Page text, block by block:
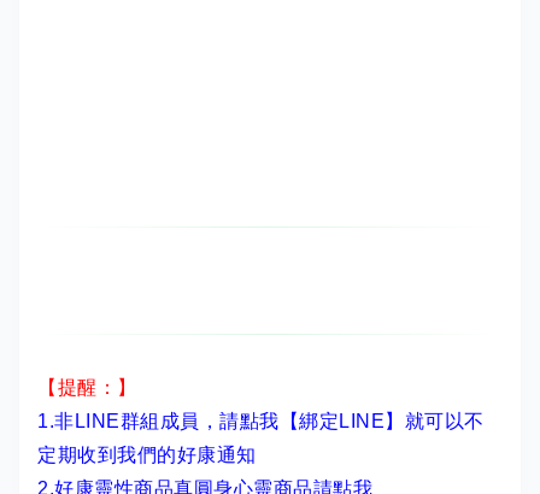
【提醒：】
1.非LINE群組成員， 請點我【綁定LINE】 就可以不
定期收到我們的好康通知
2.好康靈性商品真圓身心靈商品請點我